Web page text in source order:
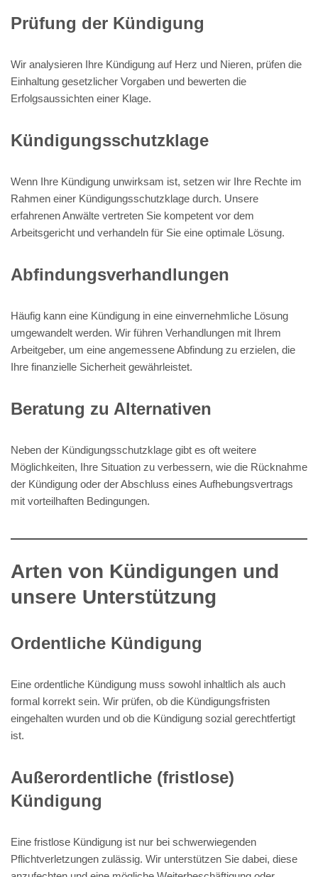
Prüfung der Kündigung
Wir analysieren Ihre Kündigung auf Herz und Nieren, prüfen die
Einhaltung gesetzlicher Vorgaben und bewerten die
Erfolgsaussichten einer Klage.
Kündigungsschutzklage
Wenn Ihre Kündigung unwirksam ist, setzen wir Ihre Rechte im
Rahmen einer Kündigungsschutzklage durch. Unsere
erfahrenen Anwälte vertreten Sie kompetent vor dem
Arbeitsgericht und verhandeln für Sie eine optimale Lösung.
Abfindungsverhandlungen
Häufig kann eine Kündigung in eine einvernehmliche Lösung
umgewandelt werden. Wir führen Verhandlungen mit Ihrem
Arbeitgeber, um eine angemessene Abfindung zu erzielen, die
Ihre finanzielle Sicherheit gewährleistet.
Beratung zu Alternativen
Neben der Kündigungsschutzklage gibt es oft weitere
Möglichkeiten, Ihre Situation zu verbessern, wie die Rücknahme
der Kündigung oder der Abschluss eines Aufhebungsvertrags
mit vorteilhaften Bedingungen.
Arten von Kündigungen und
unsere Unterstützung
Ordentliche Kündigung
Eine ordentliche Kündigung muss sowohl inhaltlich als auch
formal korrekt sein. Wir prüfen, ob die Kündigungsfristen
eingehalten wurden und ob die Kündigung sozial gerechtfertigt
ist.
Außerordentliche (fristlose)
Kündigung
Eine fristlose Kündigung ist nur bei schwerwiegenden
Pflichtverletzungen zulässig. Wir unterstützen Sie dabei, diese